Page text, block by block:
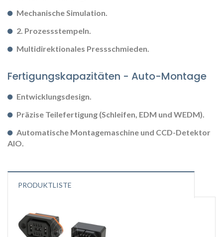
Mechanische Simulation.
2. Prozessstempeln.
Multidirektionales Pressschmieden.
Fertigungskapazitäten - Auto-Montage
Entwicklungsdesign.
Präzise Teilefertigung (Schleifen, EDM und WEDM).
Automatische Montagemaschine und CCD-Detektor
AIO.
PRODUKTLISTE